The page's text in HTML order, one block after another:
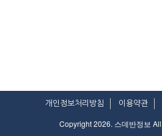
개인정보처리방침 이용약관
Copyright 2026. 스데반정보